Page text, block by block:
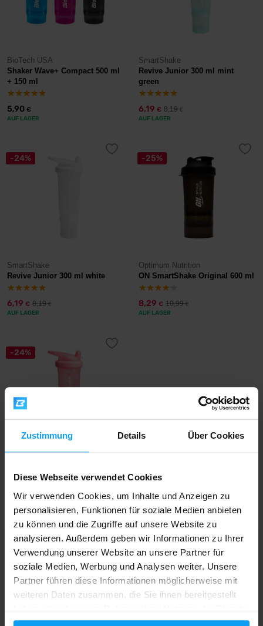
Zustimmung Details Über Cookies
Diese Webseite verwendet Cookies
Wir verwenden Cookies, um Inhalte und Anzeigen zu
personalisieren, Funktionen für soziale Medien anbieten
zu können und die Zugriffe auf unsere Website zu
analysieren. Außerdem geben wir Informationen zu Ihrer
Verwendung unserer Website an unsere Partner für
soziale Medien, Werbung und Analysen weiter. Unsere
Partner führen diese Informationen möglicherweise mit
weiteren Daten zusammen, die Sie ihnen bereitgestellt
haben oder die sie im Rahmen Ihrer Nutzung der Dienste
gesammelt haben.
BioTech USA
Shaker Wave+ Compact 500 ml
+ 150 ml
5,90 €
AUF LAGER
SmartShake
Revive Junior 300 ml mint
green
6,19 € 8,19€
AUF LAGER
-24%
SmartShake
Revive Junior 300 ml white
6,19 € 8,19€
AUF LAGER
-25%
Optimum Nutrition
ON SmartShake Original 600 ml
8,29 € 10,99€
AUF LAGER
-24%
6,19€ 8,19€
AUF LAGER- NUR NOCH WENIGE ARTIKEL
VERFÜGBAR
Schneller Versand